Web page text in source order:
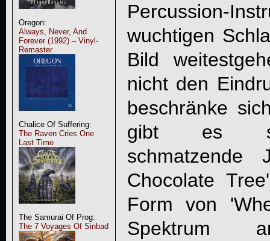
Oregon:
Always, Never, And
Forever (1992) – Vinyl-
Remaster
Chalice Of Suffering:
The Raven Cries One
Last Time
The Samurai Of Prog:
The 7 Voyages Of Sinbad
Percussion-
wuchtigen
Bild
nicht den
beschränke
gibt es
schmatzende
Chocolate
Form von
Spektrum